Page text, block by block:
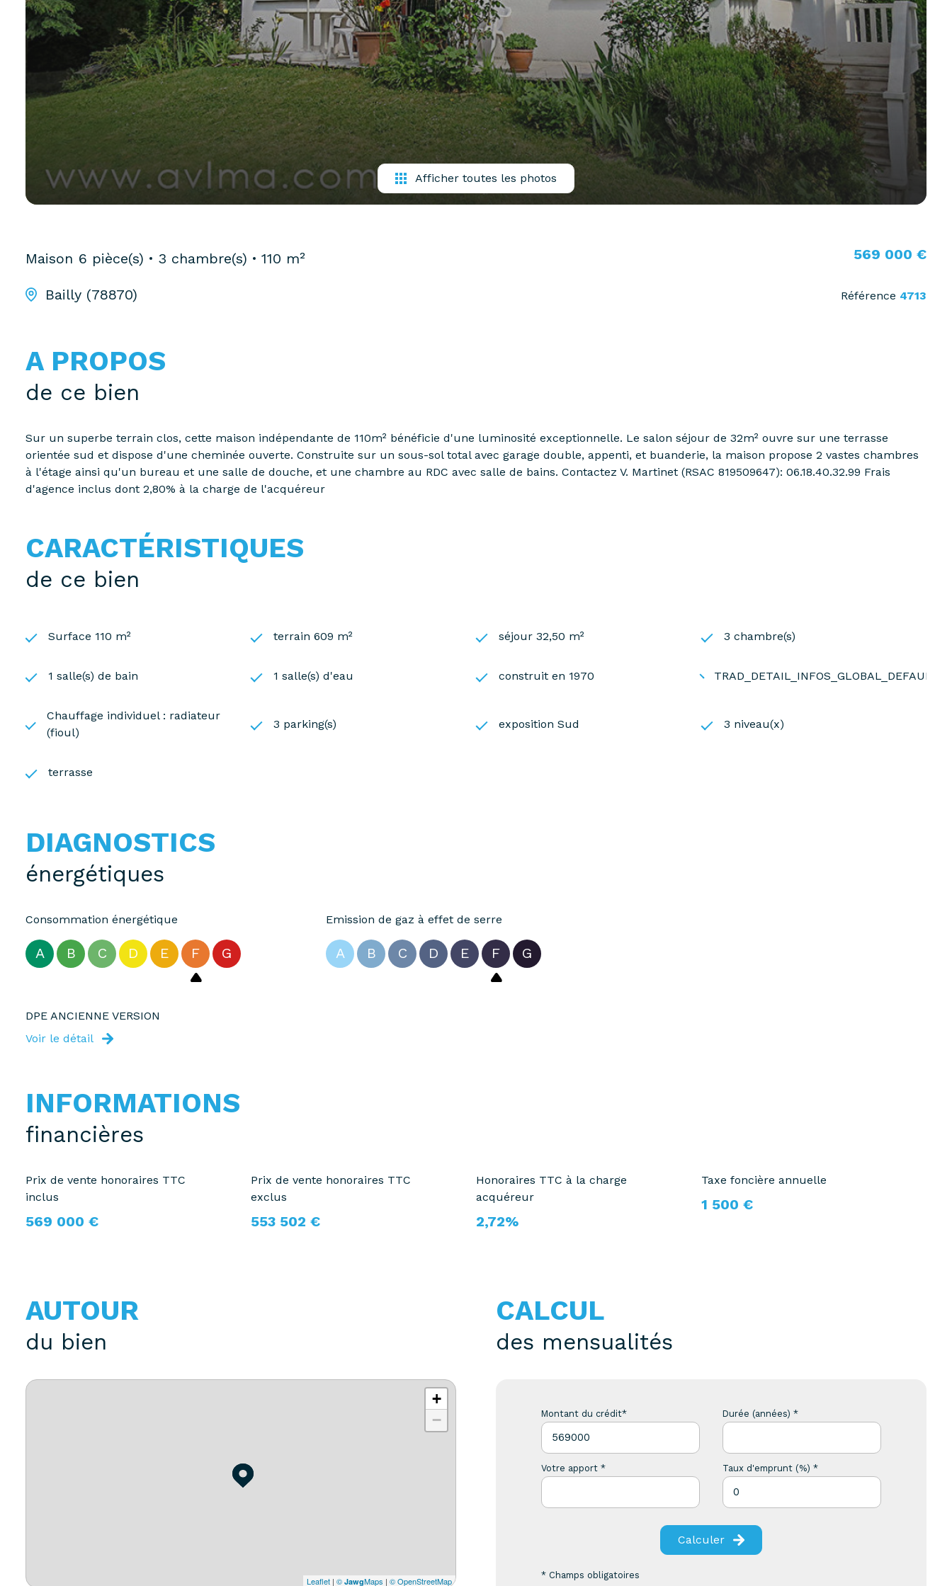
Afficher toutes les photos
Maison 6 pièce(s) 3 chambre(s) 110 m²
Bailly (78870)
569 000 €
Référence 4713
A PROPOS
de ce bien
Sur un superbe terrain clos, cette maison indépendante de 110m² bénéficie d'une luminosité exceptionnelle. Le salon séjour de 32m² ouvre sur une terrasse
orientée sud et dispose d'une cheminée ouverte. Construite sur un sous-sol total avec garage double, appenti, et buanderie, la maison propose 2 vastes chambres
à l'étage ainsi qu'un bureau et une salle de douche, et une chambre au RDC avec salle de bains. Contactez V. Martinet (RSAC 819509647): 06.18.40.32.99 Frais
d'agence inclus dont 2,80% à la charge de l'acquéreur
CARACTÉRISTIQUES
de ce bien
Surface 110 m² terrain 609 m² séjour 32,50 m² 3 chambre(s)
1 salle(s) de bain 1 salle(s) d'eau construit en 1970
Chauffage individuel : radiateur
(fioul)
3 parking(s) exposition Sud 3 niveau(x)
terrasse
DIAGNOSTICS
énergétiques
Consommation énergétique
A B C D E F G
Emission de gaz à effet de serre
A B C D E F G
DPE ANCIENNE VERSION
Voir le détail
INFORMATIONS
financières
Prix de vente honoraires TTC
inclus
569 000 €
Prix de vente honoraires TTC
exclus
553 502 €
Honoraires TTC à la charge
acquéreur
2,72%
Taxe foncière annuelle
1 500 €
AUTOUR
du bien
+
−
Leaflet | © JawgMaps | © OpenStreetMap
CALCUL
des mensualités
Montant du crédit* Durée (années) *
Votre apport * Taux d'emprunt (%) *
Calculer
* Champs obligatoires